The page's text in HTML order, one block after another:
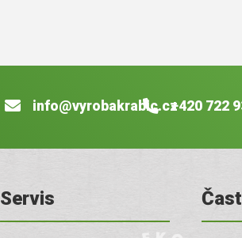
info@vyrobakrabic.cz+420 722
Servis